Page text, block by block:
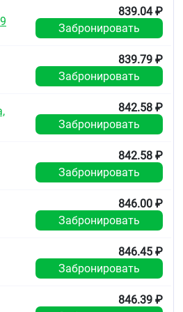
водно-электролитного
Контроль уровня
другими
средства
пилокарпин, дипивефрин,
действие дорзоламида.
с
риск развития
при приёме
кислоты.
839.04 ₽
Забронировать
839.79 ₽
Забронировать
842.58 ₽
Забронировать
842.58 ₽
Забронировать
846.00 ₽
Забронировать
846.45 ₽
Забронировать
846.39 ₽